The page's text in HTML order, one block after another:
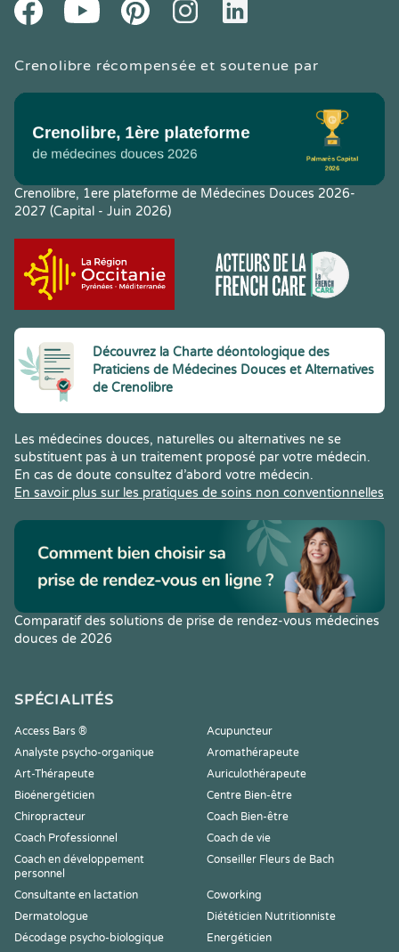
Crenolibre récompensée et soutenue par
Crenolibre, 1ere plateforme de Médecines Douces 2026-
2027 (Capital - Juin 2026)
Découvrez la Charte déontologique des
Praticiens de Médecines Douces et Alternatives
de Crenolibre
Les médecines douces, naturelles ou alternatives ne se
substituent pas à un traitement proposé par votre médecin.
En cas de doute consultez d’abord votre médecin.
En savoir plus sur les pratiques de soins non conventionnelles
Comparatif des solutions de prise de rendez-vous médecines
douces de 2026
SPÉCIALITÉS
Access Bars ®
Acupuncteur
Analyste psycho-organique
Aromathérapeute
Art-Thérapeute
Auriculothérapeute
Bioénergéticien
Centre Bien-être
Chiropracteur
Coach Bien-être
Coach Professionnel
Coach de vie
Coach en développement
personnel
Conseiller Fleurs de Bach
Consultante en lactation
Coworking
Dermatologue
Diététicien Nutritionniste
Décodage psycho-biologique
Energéticien